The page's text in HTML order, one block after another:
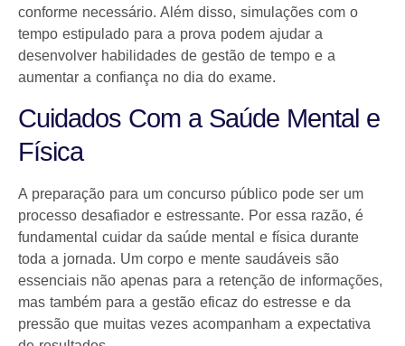
conforme necessário. Além disso, simulações com o
tempo estipulado para a prova podem ajudar a
desenvolver habilidades de gestão de tempo e a
aumentar a confiança no dia do exame.
Cuidados Com a Saúde Mental e
Física
A preparação para um concurso público pode ser um
processo desafiador e estressante. Por essa razão, é
fundamental cuidar da saúde mental e física durante
toda a jornada. Um corpo e mente saudáveis são
essenciais não apenas para a retenção de informações,
mas também para a gestão eficaz do estresse e da
pressão que muitas vezes acompanham a expectativa